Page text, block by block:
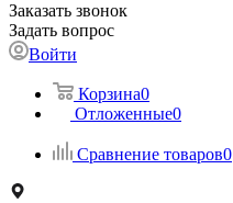
Заказать звонок
Задать вопрос
Войти
Корзина0
Отложенные0
Сравнение товаров0